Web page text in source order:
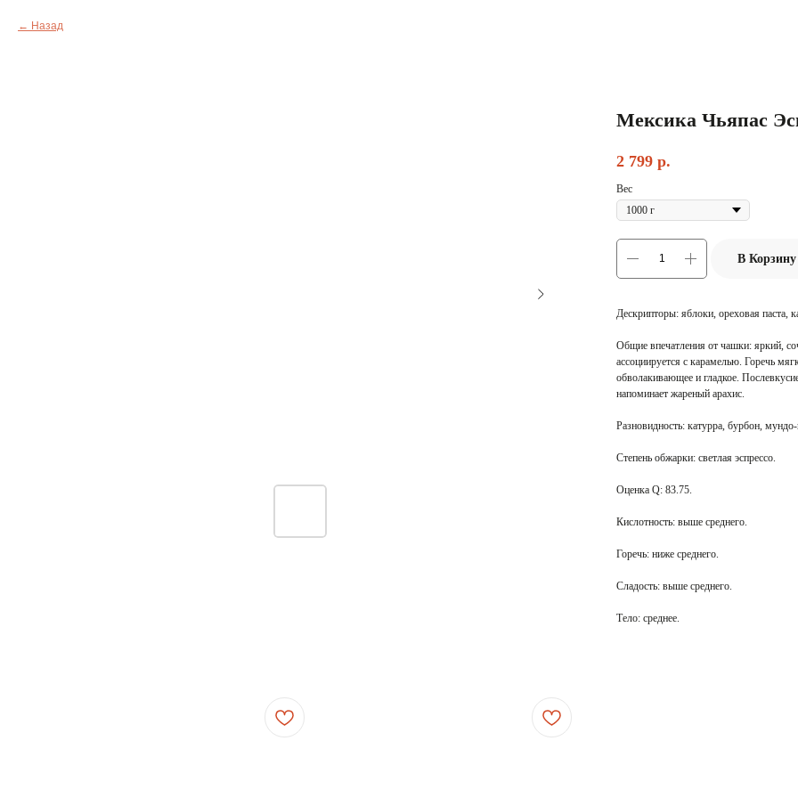
Назад
Мексика Чьяпас
2 799 р.
Вес
В Корзину
Дескрипторы: яблоки, ореховая паста,
Общие впечатления от чашки: яркий,
ассоциируется с карамелью. Горечь
обволакивающее и гладкое.
напоминает жареный арахис.
Разновидность: катурра, бурбон,
Степень обжарки: светлая эспрессо.
Оценка Q: 83.75.
Кислотность: выше среднего.
Горечь: ниже среднего.
Сладость: выше среднего.
Тело: среднее.